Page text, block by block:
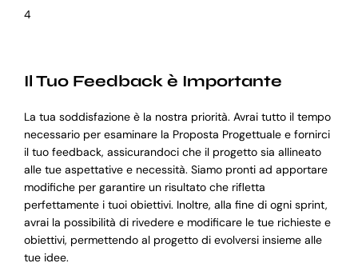
4
Il Tuo Feedback è Importante
La tua soddisfazione è la nostra priorità. Avrai tutto il tempo
necessario per esaminare la Proposta Progettuale e fornirci
il tuo feedback, assicurandoci che il progetto sia allineato
alle tue aspettative e necessità. Siamo pronti ad apportare
modifiche per garantire un risultato che rifletta
perfettamente i tuoi obiettivi. Inoltre, alla fine di ogni sprint,
avrai la possibilità di rivedere e modificare le tue richieste e
obiettivi, permettendo al progetto di evolversi insieme alle
tue idee.